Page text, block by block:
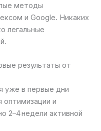
методы
и Google. Никаких
легальные
результаты от
уже в первые дни
оптимизации и
2–4 недели активной